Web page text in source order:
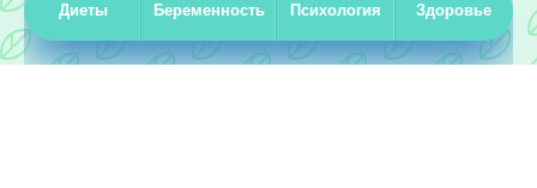
Диеты Беременность Психология Здоровье